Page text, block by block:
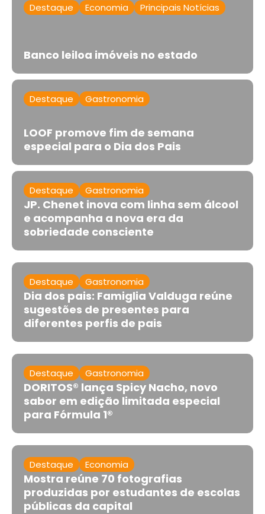
Destaque Economia Principais Notícias
Banco leiloa imóveis no estado
Destaque Gastronomia
LOOF promove fim de semana
especial para o Dia dos Pais
Destaque Gastronomia
JP. Chenet inova com linha sem álcool
e acompanha a nova era da
sobriedade consciente
Destaque Gastronomia
Dia dos pais: Famiglia Valduga reúne
sugestões de presentes para
diferentes perfis de pais
Destaque Gastronomia
DORITOS® lança Spicy Nacho, novo
sabor em edição limitada especial
para Fórmula 1®
Destaque Economia
Mostra reúne 70 fotografias
produzidas por estudantes de escolas
públicas da capital